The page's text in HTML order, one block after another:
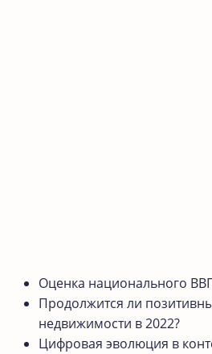
Оценка национального
Продолжится ли
недвижимости в 2022?
Цифровая эволюция в